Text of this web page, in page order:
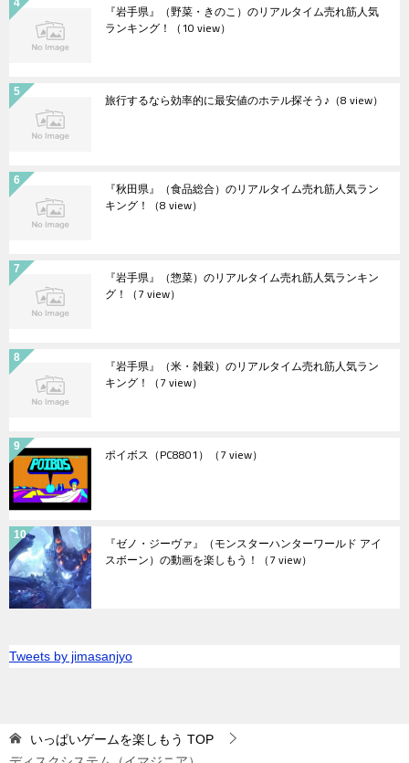
『岩手県』（野菜・きのこ）のリアルタイム売れ筋人気
ランキング！ （10 view）
旅行するなら効率的に最安値のホテル探そう♪ （8 view）
『秋田県』（食品総合）のリアルタイム売れ筋人気ラン
キング！ （8 view）
『岩手県』（惣菜）のリアルタイム売れ筋人気ランキン
グ！ （7 view）
『岩手県』（米・雑穀）のリアルタイム売れ筋人気ラン
キング！ （7 view）
ポイボス（PC8801） （7 view）
『ゼノ・ジーヴァ』（モンスターハンターワールド アイ
スボーン）の動画を楽しもう！ （7 view）
Tweets by jimasanjyo
いっぱいゲームを楽しもう TOP